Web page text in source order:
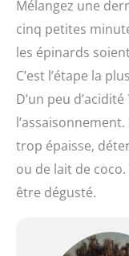
Mélangez une
cinq petites
les épinards
C’est l’étape la
D’un peu
trop épaisse,
ou de lait de
être dégusté.